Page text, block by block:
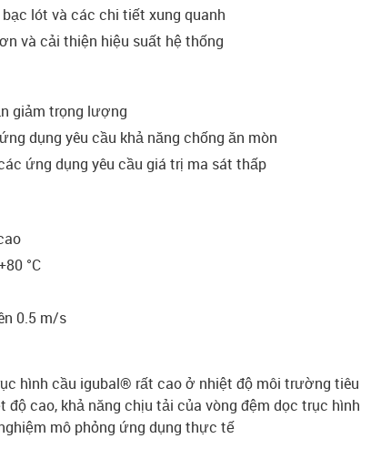
lót và các chi tiết xung quanh
và cải thiện hiệu suất hệ thống
giảm trọng lượng
dụng yêu cầu khả năng chống ăn mòn
ứng dụng yêu cầu giá trị ma sát thấp
°C
0.5 m/s
hình cầu igubal® rất cao ở nhiệt độ môi trường tiêu
cao, khả năng chịu tải của vòng đệm dọc trục hình
mô phỏng ứng dụng thực tế